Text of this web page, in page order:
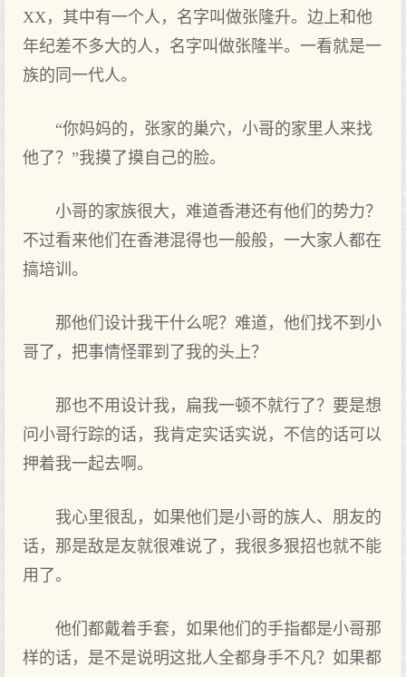
XX，其中有一个人，名字叫做张隆升。边上和他
年纪差不多大的人，名字叫做张隆半。一看就是一
族的同一代人。
“你妈妈的，张家的巢穴，小哥的家里人来找
他了？”我摸了摸自己的脸。
小哥的家族很大，难道香港还有他们的势力？
不过看来他们在香港混得也一般般，一大家人都在
搞培训。
那他们设计我干什么呢？难道，他们找不到小
哥了，把事情怪罪到了我的头上？
那也不用设计我，扁我一顿不就行了？要是想
问小哥行踪的话，我肯定实话实说，不信的话可以
押着我一起去啊。
我心里很乱，如果他们是小哥的族人、朋友的
话，那是敌是友就很难说了，我很多狠招也就不能
用了。
他们都戴着手套，如果他们的手指都是小哥那
样的话，是不是说明这批人全都身手不凡？如果都